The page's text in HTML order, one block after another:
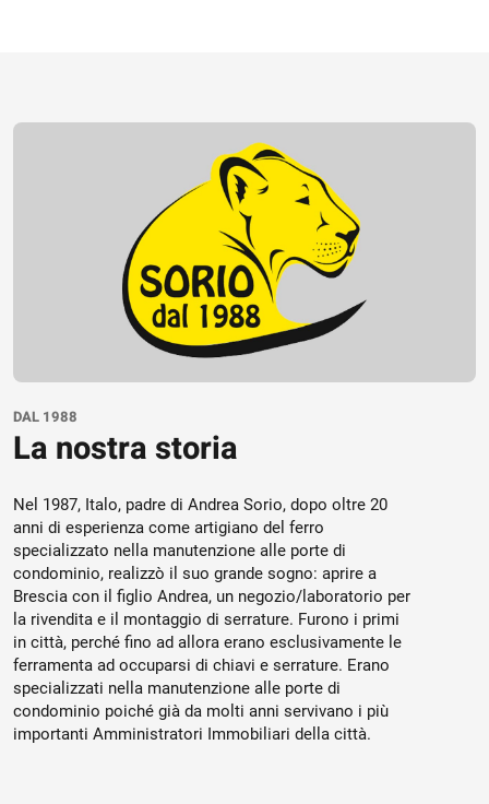
DAL 1988
La nostra storia
Nel 1987, Italo, padre di Andrea Sorio, dopo oltre 20
anni di esperienza come artigiano del ferro
specializzato nella manutenzione alle porte di
condominio, realizzò il suo grande sogno: aprire a
Brescia con il figlio Andrea, un negozio/laboratorio per
la rivendita e il montaggio di serrature. Furono i primi
in città, perché fino ad allora erano esclusivamente le
ferramenta ad occuparsi di chiavi e serrature. Erano
specializzati nella manutenzione alle porte di
condominio poiché già da molti anni servivano i più
importanti Amministratori Immobiliari della città.